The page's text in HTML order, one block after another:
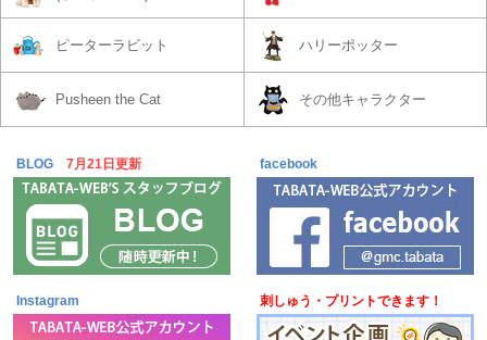
ピーターラビット ハリーポッター
Pusheen the Cat その他キャラクター
BLOG 7月21日更新 facebook
Instagram 刺しゅう・プリントできます！